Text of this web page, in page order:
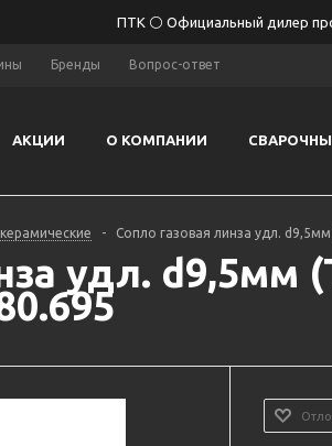
ПТК ⚪ Официальный дилер
Бренды Вопрос-ответ
АКЦИИ О КОМПАНИИ
- Сопло газовая линза удл.
удл. d9,5мм